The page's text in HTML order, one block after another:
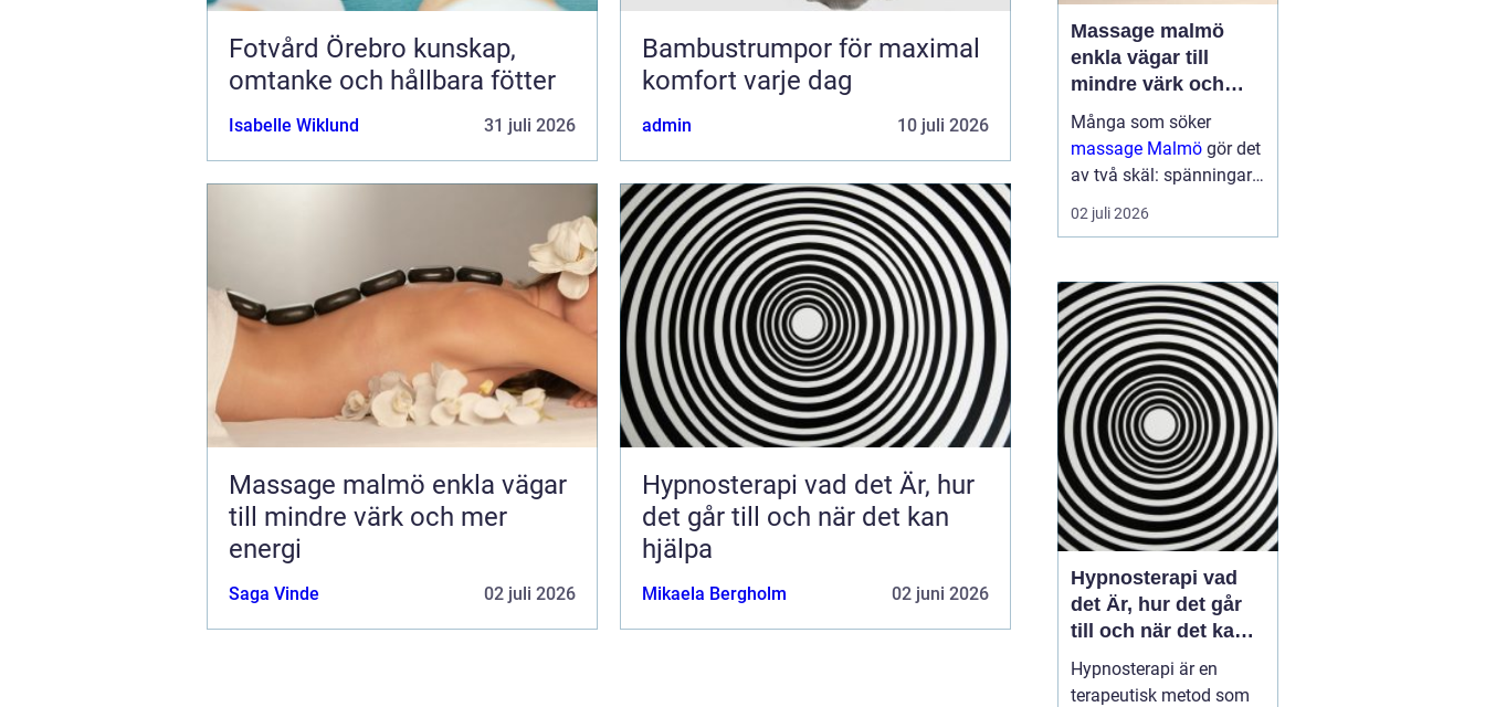
Fotvård Örebro kunskap,
omtanke och hållbara fötter
Isabelle Wiklund 31 juli 2026
Bambustrumpor för maximal
komfort varje dag
admin 10 juli 2026
Massage malmö enkla vägar
till mindre värk och mer
energi
Saga Vinde 02 juli 2026
Hypnosterapi vad det Är, hur
det går till och när det kan
hjälpa
Mikaela Bergholm 02 juni 2026
Massage malmö
enkla vägar till
mindre värk och
mer energi
Många som söker
massage Malmö gör det
av två skäl: spänningar
och smärta har blivit för
mycket, eller behovet av
sig starkare än
vardagens tempo.
Samtidigt kan utbudet
kän...
02 juli 2026
Hypnosterapi vad
det Är, hur det går
till och när det kan
hjälpa
Hypnosterapi är en
terapeutisk metod som